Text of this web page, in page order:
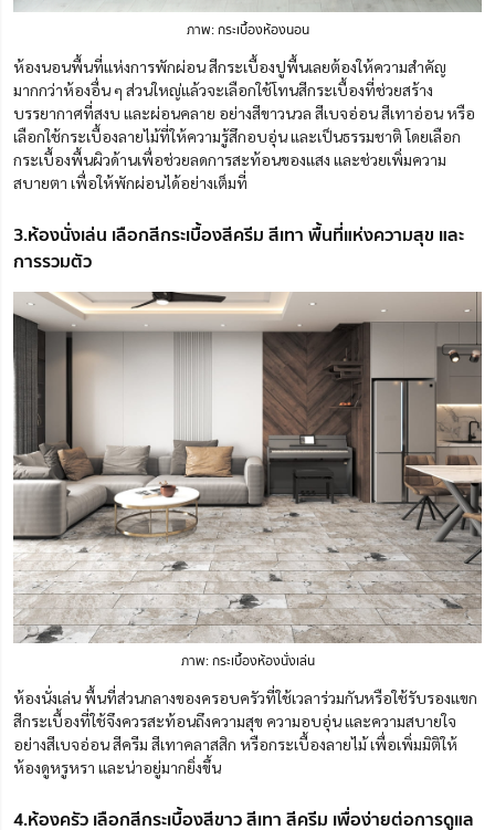
ภาพ: กระเบื้องห้องนอน
ห้องนอนพื้นที่แห่งการพักผ่อน สีกระเบื้องปูพื้นเลยต้องให้ความสำคัญ
มากกว่าห้องอื่น ๆ ส่วนใหญ่แล้วจะเลือกใช้โทนสีกระเบื้องที่ช่วยสร้าง
บรรยากาศที่สงบ และผ่อนคลาย อย่างสีขาวนวล สีเบจอ่อน สีเทาอ่อน หรือ
เลือกใช้กระเบื้องลายไม้ที่ให้ความรู้สึกอบอุ่น และเป็นธรรมชาติ โดยเลือก
กระเบื้องพื้นผิวด้านเพื่อช่วยลดการสะท้อนของแสง และช่วยเพิ่มความ
สบายตา เพื่อให้พักผ่อนได้อย่างเต็มที่
3.ห้องนั่งเล่น เลือกสีกระเบื้องสีครีม สีเทา พื้นที่แห่งความสุข และ
การรวมตัว
ภาพ: กระเบื้องห้องนั่งเล่น
ห้องนั่งเล่น พื้นที่ส่วนกลางของครอบครัวที่ใช้เวลาร่วมกันหรือใช้รับรองแขก
สีกระเบื้องที่ใช้จึงควรสะท้อนถึงความสุข ความอบอุ่น และความสบายใจ
อย่างสีเบจอ่อน สีครีม สีเทาคลาสสิก หรือกระเบื้องลายไม้ เพื่อเพิ่มมิติให้
ห้องดูหรูหรา และน่าอยู่มากยิ่งขึ้น
4.ห้องครัว เลือกสีกระเบื้องสีขาว สีเทา สีครีม เพื่อง่ายต่อการดูแล